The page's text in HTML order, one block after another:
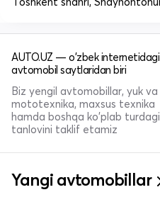
AUTO.UZ — o'zbek
avtomobil saytlaridan biri
Biz yengil avtomobillar, yuk
mototexnika, maxsus texnika
hamda boshqa ko'plab
tanlovini taklif etamiz
Yangi avtomobillar